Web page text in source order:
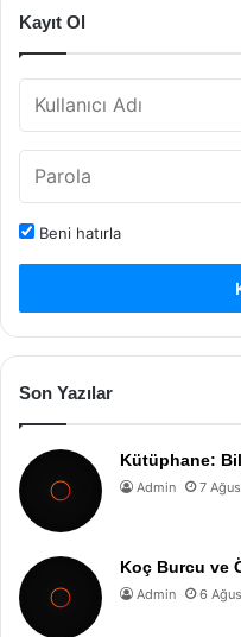
Kayıt Ol
Beni hatırla
Son Yazılar
Kütüphane:
Admin 7
Koç Burcu ve
Admin 6